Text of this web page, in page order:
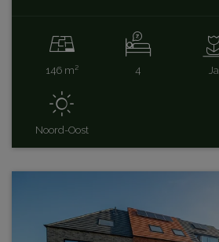
146 m² 4 Ja
Noord-Oost